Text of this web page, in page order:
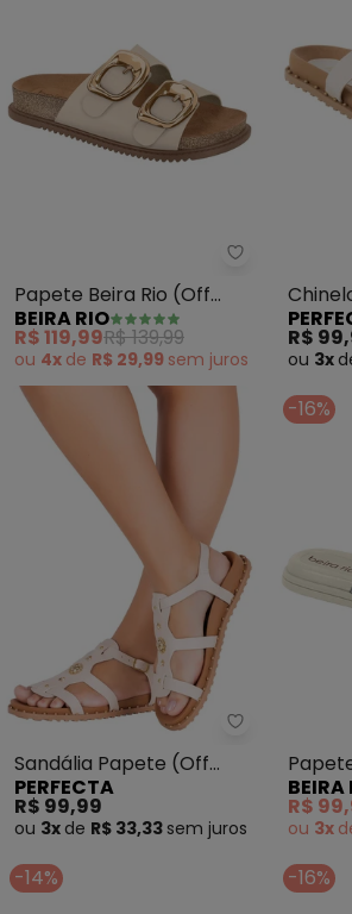
Beira Rio -
Papete Beira Rio (Off
White)
BEIRA RIO
R$ 119,99R$ 139,99
ou 4x de R$ 29,99 sem juros
White)
R$
ou 3x
Perfecta -
Sandália Papete (Off
White) com Adereços
Dourados
PERFECTA
R$ 99,99
ou 3x de R$ 33,33 sem juros
-16%
Off)
BEIRA
R$
ou 3x
-14% -16%